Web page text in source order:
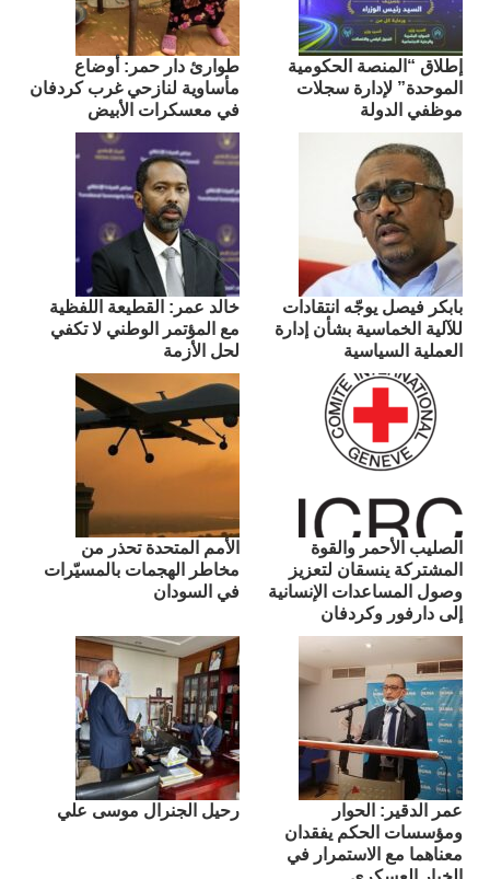
إطلاق “المنصة الحكومية
الموحدة” لإدارة سجلات
موظفي الدولة
طوارئ دار حمر: أوضاع
مأساوية لنازحي غرب كردفان
في معسكرات الأبيض
بابكر فيصل يوجّه انتقادات
للآلية الخماسية بشأن إدارة
العملية السياسية
​خالد عمر: القطيعة اللفظية
مع المؤتمر الوطني لا تكفي
لحل الأزمة
الصليب الأحمر والقوة
المشتركة ينسقان لتعزيز
وصول المساعدات الإنسانية
إلى دارفور وكردفان
الأمم المتحدة تحذر من
مخاطر الهجمات بالمسيّرات
في السودان
عمر الدقير: الحوار
ومؤسسات الحكم يفقدان
معناهما مع الاستمرار في
رحيل الجنرال موسى علي